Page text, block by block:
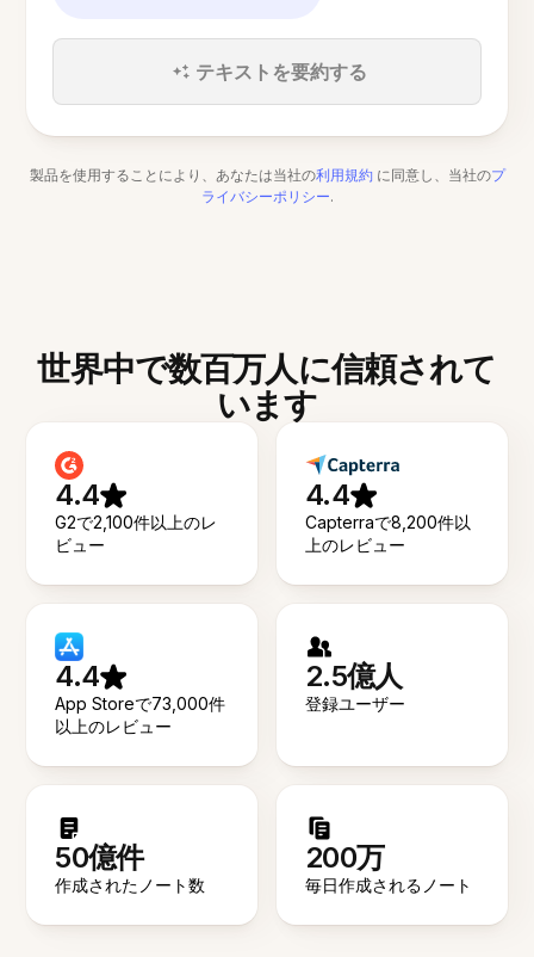
テキストを要約する
製品を使用することにより、あなたは当社の利用規約 に同意し、当社のプ
ライバシーポリシー.
世界中で数百万人に信頼されて
います
4.4
G2で2,100件以上のレ
ビュー
4.4
Capterraで8,200件以
上のレビュー
4.4
App Storeで73,000件
以上のレビュー
2.5億人
登録ユーザー
50億件
作成されたノート数
200万
毎日作成されるノート